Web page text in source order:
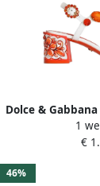
Dolce &
met 1
€
46%